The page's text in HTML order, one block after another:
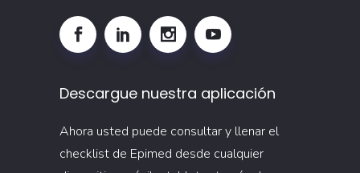
Descargue nuestra aplicación
Ahora usted puede consultar y llenar el
checklist de Epimed desde cualquier